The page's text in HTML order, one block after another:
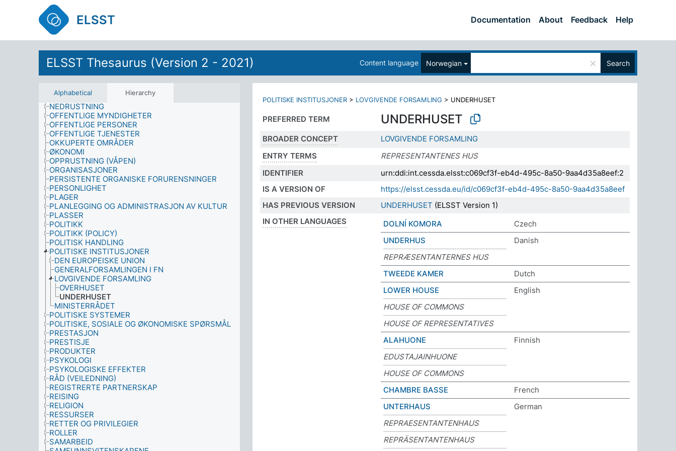
ELSST Documentation About Feedback Help
ELSST Thesaurus (Version 2 - 2021) Content language Norwegian × Search
Alphabetical Hierarchy
METODE
MIGRANTER
MILITÆRE OPERASJONER
MILJØ
MILJØFORVERRING
MILJØVITENSKAPENE
MOTIVASJON
MUSIKER
NATURHISTORIE
NATURVITENSKAPELIG FORSKNING
NEDRUSTNING
OFFENTLIGE MYNDIGHETER
OFFENTLIGE PERSONER
OFFENTLIGE TJENESTER
OKKUPERTE OMRÅDER
ØKONOMI
OPPRUSTNING (VÅPEN)
ORGANISASJONER
PERSISTENTE ORGANISKE FORURENSNINGER
PERSONLIGHET
PLAGER
PLANLEGGING OG ADMINISTRASJON AV KULTUR
PLASSER
POLITIKK
POLITIKK (POLICY)
POLITISK HANDLING
POLITISKE INSTITUSJONER
DEN EUROPEISKE UNION
GENERALFORSAMLINGEN I FN
LOVGIVENDE FORSAMLING
OVERHUSET
UNDERHUSET
MINISTERRÅDET
POLITISKE SYSTEMER
POLITISKE, SOSIALE OG ØKONOMISKE SPØRSMÅL
PRESTASJON
PRESTISJE
PRODUKTER
PSYKOLOGI
PSYKOLOGISKE EFFEKTER
RÅD (VEILEDNING)
REGISTRERTE PARTNERSKAP
REISING
RELIGION
RESSURSER
RETTER OG PRIVILEGIER
ROLLER
SAMARBEID
POLITISKE INSTITUSJONER > LOVGIVENDE FORSAMLING > UNDERHUSET
PREFERRED TERM UNDERHUSET
BROADER CONCEPT
LOVGIVENDE FORSAMLING
ENTRY TERMS
REPRESENTANTENES HUS
IDENTIFIER
urn:ddi:int.cessda.elsst:c069cf3f-eb4d-495c-8a50-9aa4d35a8eef:2
IS A VERSION OF
https://elsst.cessda.eu/id/c069cf3f-eb4d-495c-8a50-9aa4d35a8eef
HAS PREVIOUS VERSION
UNDERHUSET (ELSST Version 1)
IN OTHER LANGUAGES
DOLNÍ KOMORA
Czech
UNDERHUS
Danish
REPRÆSENTANTERNES HUS
TWEEDE KAMER
Dutch
LOWER HOUSE
English
HOUSE OF COMMONS
HOUSE OF REPRESENTATIVES
ALAHUONE
Finnish
EDUSTAJAINHUONE
HOUSE OF COMMONS
CHAMBRE BASSE
French
UNTERHAUS
German
REPRAESENTANTENHAUS
REPRÄSENTANTENHAUS